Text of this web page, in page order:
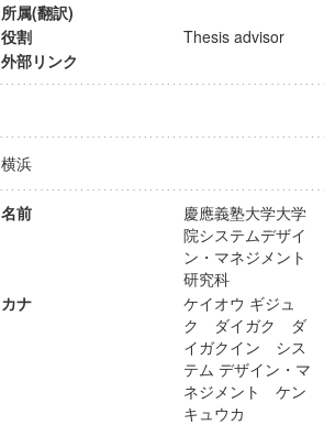
所属(翻訳)
役割
Thesis advisor
外部リンク
横浜
名前
慶應義塾大学大学
院システムデザイ
ン・マネジメント
研究科
カナ
ケイオウ ギジュ
ク ダイガク ダ
イガクイン シス
テム デザイン・マ
ネジメント ケン
キュウカ